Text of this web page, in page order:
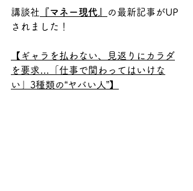
講談社 『マネー現代』
の最新記事がUP
されました！
【ギャラを払わない、見返りにカラダ
を要求…「仕事で関わってはいけな
い」3種類の“ヤバい人”】